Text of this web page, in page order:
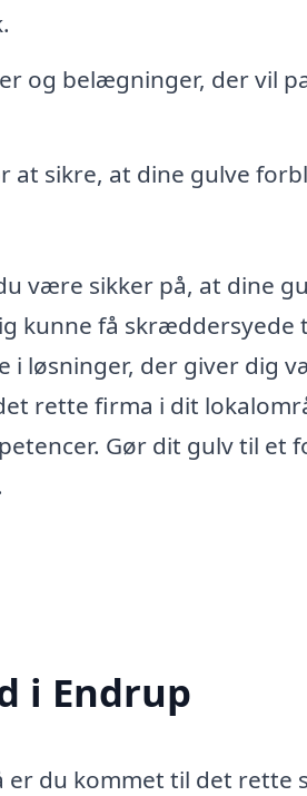
og belægninger, der vil
at sikre, at dine gulve
være sikker på, at dine
kunne få skræddersyede
i løsninger, der giver dig
rette firma i dit
Gør dit gulv til et
i Endrup
du kommet til det rette